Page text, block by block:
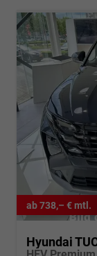
ab 738,– € mtl.
Hyundai